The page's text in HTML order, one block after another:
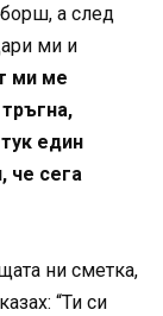
а след
ми и
ми ме
един
че сега
ни сметка,
“Ти си